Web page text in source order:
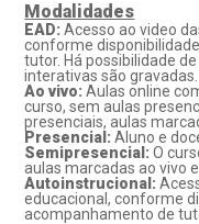
Modalidades
EAD:Acesso ao video
conforme
tutor. Há possibilidade
interativas são gravadas.
Ao vivo: Aulas online
curso, sem aulas
presenciais, aulas
Presencial:Aluno e
Semipresencial:O
aulas marcadas ao vivo
Autoinstrucional:
educacional, conforme
acompanhamento de